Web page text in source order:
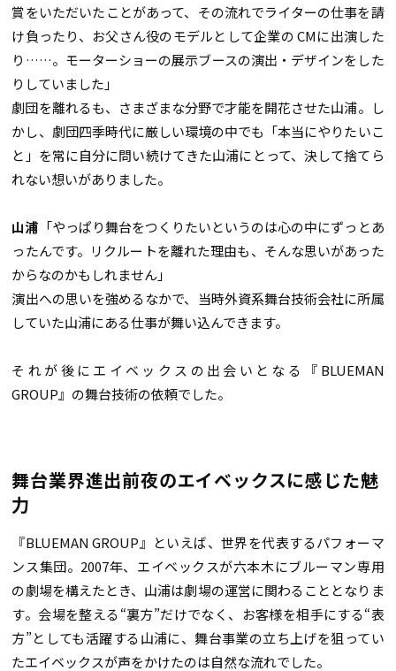
賞をいただいたことがあって、その流れでライターの仕事を請
け負ったり、お父さん役のモデルとして企業の CMに出演した
り……。モーターショーの展示ブースの演出・デザインをした
りしていました」
劇団を離れるも、さまざまな分野で才能を開花させた山浦。し
かし、劇団四季時代に厳しい環境の中でも「本当にやりたいこ
と」を常に自分に問い続けてきた山浦にとって、決して捨てら
れない想いがありました。
山浦 「やっぱり舞台をつくりたいというのは心の中にずっとあ
ったんです。リクルートを離れた理由も、そんな思いがあった
からなのかもしれません」
演出への思いを強めるなかで、当時外資系舞台技術会社に所属
していた山浦にある仕事が舞い込んできます。
それが後にエイベックスの出会いとなる『BLUEMAN
GROUP』の舞台技術の依頼でした。
舞台業界進出前夜のエイベックスに感じた魅
力
『BLUEMAN GROUP』といえば、世界を代表するパフォーマ
ンス集団。2007年、エイベックスが六本木にブルーマン専用
の劇場を構えたとき、山浦は劇場の運営に関わることとなりま
す。会場を整える“裏方”だけでなく、お客様を相手にする“表
方”としても活躍する山浦に、舞台事業の立ち上げを狙ってい
たエイベックスが声をかけたのは自然な流れでした。